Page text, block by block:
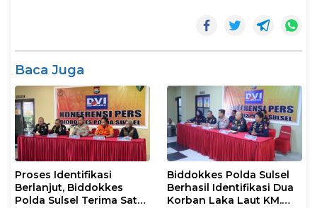
Baca Juga
Proses Identifikasi
Berlanjut, Biddokkes
Polda Sulsel Terima Satu
Biddokkes Polda Sulsel
Berhasil Identifikasi Dua
Korban Laka Laut KM.